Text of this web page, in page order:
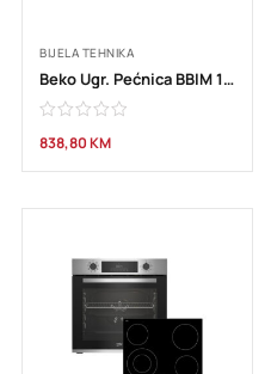
BIJELA TEHNIKA
Beko Ugr. Pećnica BBIM 12300 XD
838,80KM